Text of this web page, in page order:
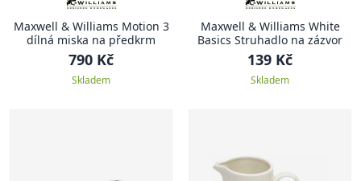
Maxwell & Williams Motion 3
dílná miska na předkrm
790 Kč
Skladem
Maxwell & Williams White
Basics Struhadlo na zázvor
139 Kč
Skladem